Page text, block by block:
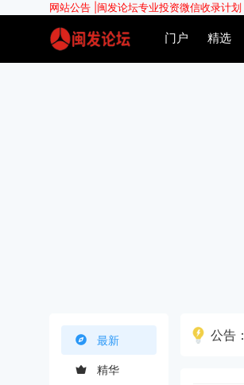
网站公告 | 闽发论坛专业投资微信收录计划
门户 精选
最新
精华
公告：